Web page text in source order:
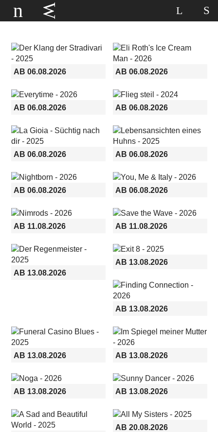
AB 06.08.2026 AB 06.08.2026
AB 06.08.2026 AB 06.08.2026
AB 06.08.2026 AB 06.08.2026
AB 06.08.2026 AB 06.08.2026
AB 11.08.2026 AB 11.08.2026
AB 13.08.2026
AB 13.08.2026
AB 13.08.2026
AB 13.08.2026 AB 13.08.2026
AB 13.08.2026 AB 13.08.2026
AB 20.08.2026